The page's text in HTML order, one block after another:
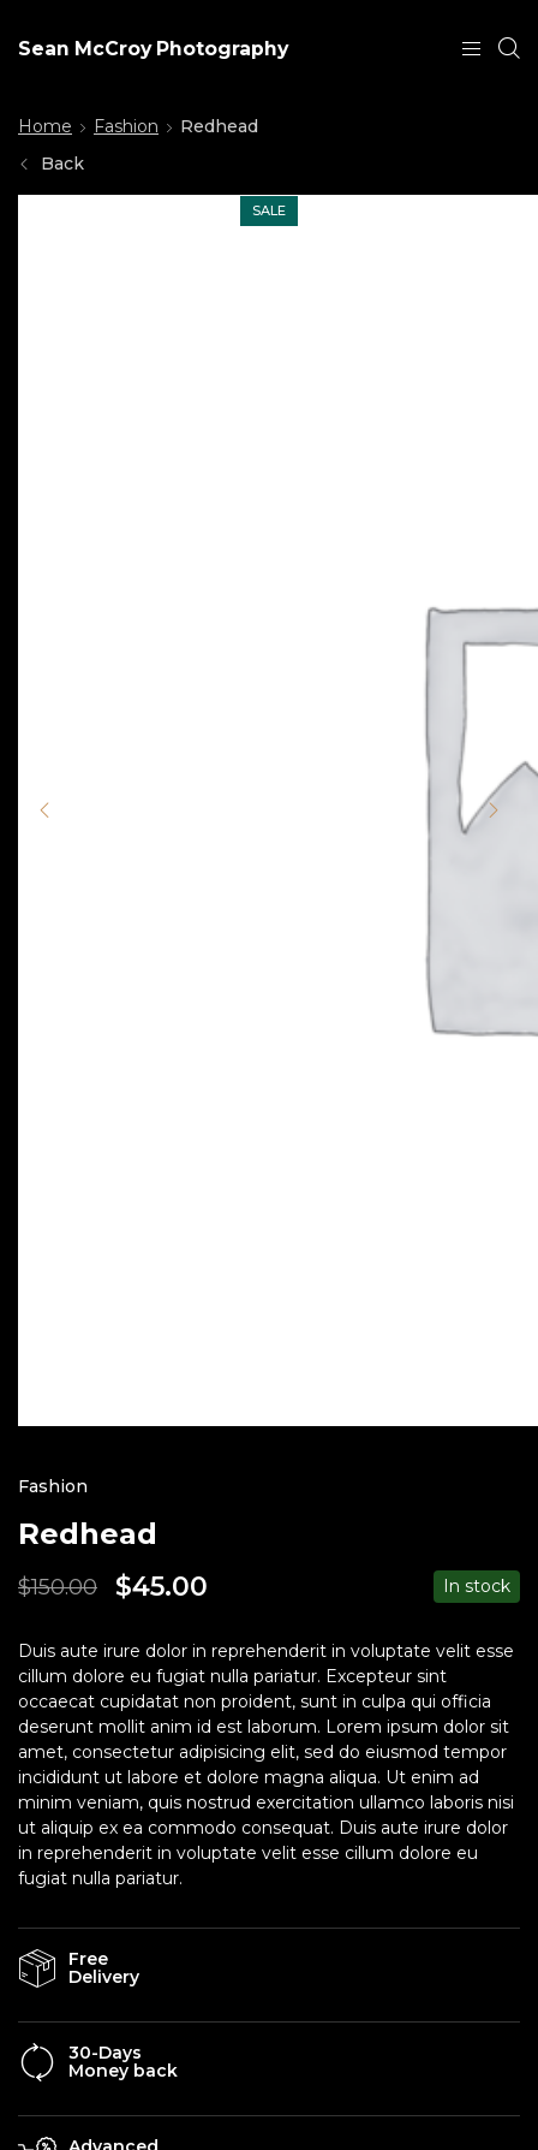
Sean McCroy Photography
Home Fashion
Redhead
Back
SALE
Fashion
Redhead
$150.00 $45.00 In stock
Duis aute irure dolor in reprehenderit in voluptate velit esse
cillum dolore eu fugiat nulla pariatur. Excepteur sint
occaecat cupidatat non proident, sunt in culpa qui officia
deserunt mollit anim id est laborum. Lorem ipsum dolor sit
amet, consectetur adipisicing elit, sed do eiusmod tempor
incididunt ut labore et dolore magna aliqua. Ut enim ad
minim veniam, quis nostrud exercitation ullamco laboris nisi
ut aliquip ex ea commodo consequat. Duis aute irure dolor
in reprehenderit in voluptate velit esse cillum dolore eu
fugiat nulla pariatur.
Free
Delivery
30-Days
Money back